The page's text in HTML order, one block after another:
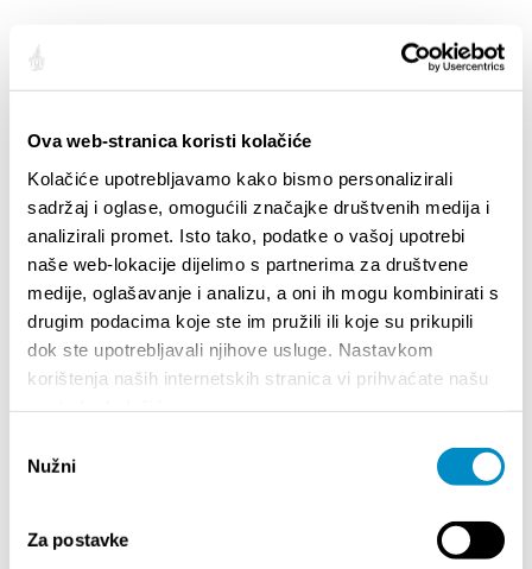
Ova web-stranica koristi kolačiće
Kolačiće upotrebljavamo kako bismo personalizirali
sadržaj i oglase, omogućili značajke društvenih medija i
analizirali promet. Isto tako, podatke o vašoj upotrebi
naše web-lokacije dijelimo s partnerima za društvene
medije, oglašavanje i analizu, a oni ih mogu kombinirati s
drugim podacima koje ste im pružili ili koje su prikupili
dok ste upotrebljavali njihove usluge. Nastavkom
korištenja naših internetskih stranica vi prihvaćate našu
pristanka
Nužni
Za postavke
STUPA NA SNAGU POČETKOM 2027.- VAŽNA
INFORMACIJA – IZDAVANJE REGISTRACIJSKOG
BROJA